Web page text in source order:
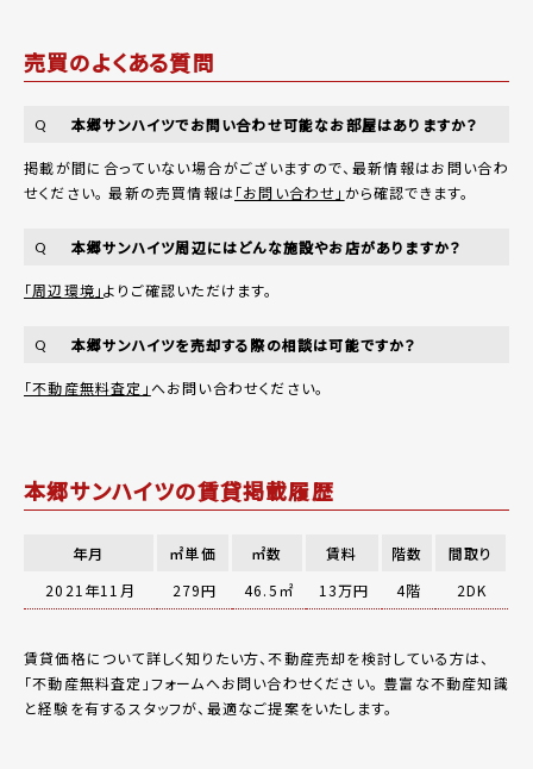
売買のよくある質問
Q 本郷サンハイツでお問い合わせ可能なお部屋はありますか？
掲載が間に合っていない場合がございますので、最新情報はお問い合わ
せください。 最新の売買情報は「お問い合わせ」 から確認できます。
Q 本郷サンハイツ周辺にはどんな施設やお店がありますか？
「周辺環境」よりご確認いただけます。
Q 本郷サンハイツを売却する際の相談は可能ですか？
「不動産無料査定」へお問い合わせください。
本郷サンハイツの賃貸掲載履歴
年月 ㎡単価 ㎡数 賃料 階数
間取り
2021年11月
279円 46.5㎡ 13万円 4階 2DK
賃貸価格について詳しく知りたい方、不動産売却を検討している方は、
「不動産無料査定 」フォームへお問い合わせください。 豊富な不動産知識
と経験を有するスタッフが、最適なご提案をいたします。